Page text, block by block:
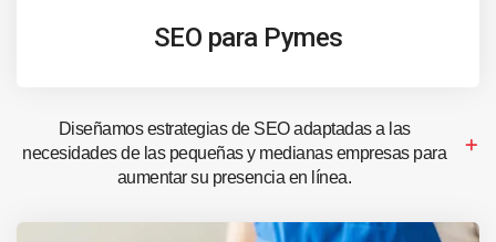
SEO para Pymes
Diseñamos estrategias de SEO adaptadas a las
necesidades de las pequeñas y medianas empresas para
aumentar su presencia en línea.